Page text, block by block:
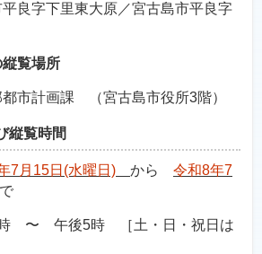
良字下里東大原／宮古島市平良字
縦覧場所
市計画課 （宮古島市役所3階）
縦覧時間
7月15日(水曜日) から 令和8年7
時 〜 午後5時 ［土・日・祝日は